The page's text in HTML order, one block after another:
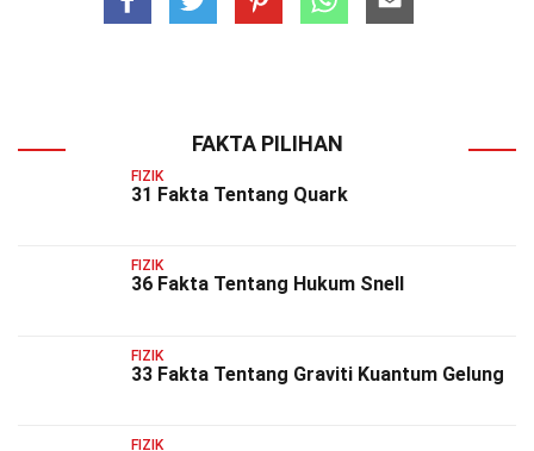
FAKTA PILIHAN
FIZIK
31 Fakta Tentang Quark
FIZIK
36 Fakta Tentang Hukum Snell
FIZIK
33 Fakta Tentang Graviti Kuantum Gelung
FIZIK